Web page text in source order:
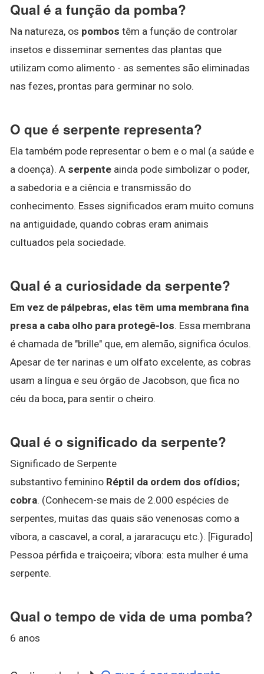
Qual é a função da pomba?
Na natureza, os pombos têm a função de controlar
insetos e disseminar sementes das plantas que
utilizam como alimento - as sementes são eliminadas
nas fezes, prontas para germinar no solo.
O que é serpente representa?
Ela também pode representar o bem e o mal (a saúde e
a doença). A serpente ainda pode simbolizar o poder,
a sabedoria e a ciência e transmissão do
conhecimento. Esses significados eram muito comuns
na antiguidade, quando cobras eram animais
cultuados pela sociedade.
Qual é a curiosidade da serpente?
Em vez de pálpebras, elas têm uma membrana fina
presa a caba olho para protegê-los. Essa membrana
é chamada de "brille" que, em alemão, significa óculos.
Apesar de ter narinas e um olfato excelente, as cobras
usam a língua e seu órgão de Jacobson, que fica no
céu da boca, para sentir o cheiro.
Qual é o significado da serpente?
Significado de Serpente
substantivo feminino Réptil da ordem dos ofídios;
cobra. (Conhecem-se mais de 2.000 espécies de
serpentes, muitas das quais são venenosas como a
víbora, a cascavel, a coral, a jararacuçu etc.). [Figurado]
Pessoa pérfida e traiçoeira; víbora: esta mulher é uma
serpente.
Qual o tempo de vida de uma pomba?
6 anos